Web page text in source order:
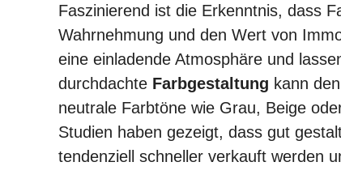
Faszinierend ist die Erkenntnis, dass
Wahrnehmung und den Wert von
eine einladende Atmosphäre und
durchdachte Farbgestaltung kann
neutrale Farbtöne wie Grau, Beige
Studien haben gezeigt, dass gut
tendenziell schneller verkauft werden